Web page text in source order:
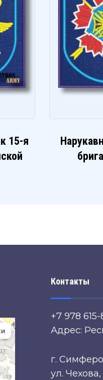
15-я
Контакты
+7 978
Адрес:
г.
ул. Чехова,